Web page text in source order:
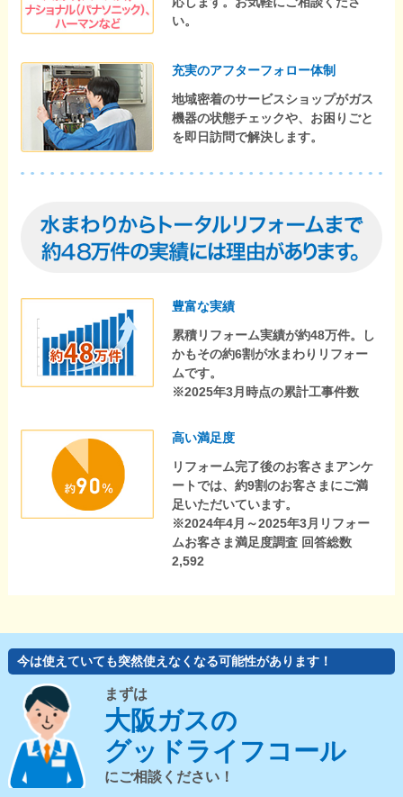
い。
充実のアフターフォロー体制
地域密着のサービスショップがガス
機器の状態チェックや、お困りごと
を即日訪問で解決します。
豊富な実績
累積リフォーム実績が約48万件。し
かもその約6割が水まわりリフォー
ムです。
※2025年3月時点の累計工事件数
高い満足度
リフォーム完了後のお客さまアンケ
ートでは、約9割のお客さまにご満
足いただいています。
※2024年4月～2025年3月リフォー
ムお客さま満足度調査 回答総数
2,592
今は使えていても突然使えなくなる可能性があります！
まずは
大阪ガスの
グッドライフコール
にご相談ください！